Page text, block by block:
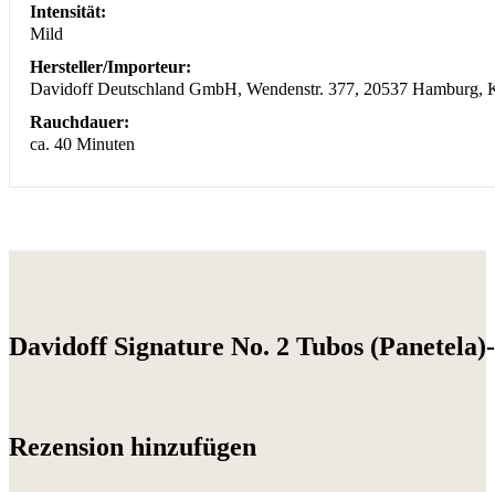
Intensität:
Mild
Hersteller/Importeur:
Davidoff Deutschland GmbH, Wendenstr. 377, 20537
Rauchdauer:
ca. 40 Minuten
Davidoff Signature No. 2 Tubos
Rezension hinzufügen